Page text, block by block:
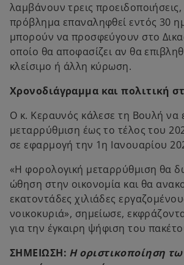
λαμβάνουν τρεις
πρόβλημα επαναληφθεί εντός 30
μπορούν να προσφεύγουν στο
οποίο θα αποφασίζει αν θα
κλείσιμο ή άλλη κύρωση.
Χρονοδιάγραμμα και πολιτική
Ο κ. Κεραυνός κάλεσε τη Βουλή να
μεταρρύθμιση έως το τέλος του
σε εφαρμογή την 1η Ιανουαρίου
«Η φορολογική μεταρρύθμιση θα
ώθηση στην οικονομία και θα
εκατοντάδες χιλιάδες
νοικοκυριά», σημείωσε,
για την έγκαιρη ψήφιση του
ΣΗΜΕΙΩΣΗ: Η οριστικοποίηση